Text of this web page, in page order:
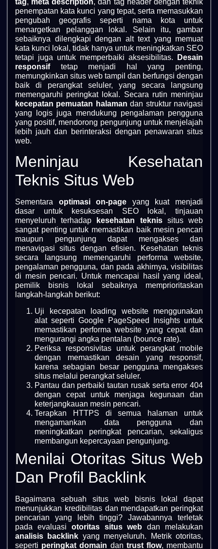
penempatan kata kunci yang tepat, serta memasukkan
pengubah geografis seperti nama kota untuk
menargetkan pelanggan lokal. Selain itu, gambar
sebaiknya dilengkapi dengan alt text yang memuat
kata kunci lokal, tidak hanya untuk meningkatkan SEO
tetapi juga untuk memperbaiki aksesibilitas.
Desain
responsiftetap menjadi hal yang penting,
memungkinkan situs web tampil dan berfungsi dengan
baik di perangkat seluler, yang secara langsung
memengaruhi peringkat lokal. Secara rutin meninjau
kecepatan pemuatan halaman dan struktur navigasi
yang logis juga mendukung pengalaman pengguna
yang positif, mendorong pengunjung untuk menjelajah
lebih jauh dan berinteraksi dengan penawaran situs
web.
Meninjau Kesehatan
Teknis Situs Web
Sementara optimasi on-page yang kuat menjadi
dasar untuk kesuksesan SEO lokal, tinjauan
menyeluruh terhadap
kesehatan teknissitus web
sangat penting untuk memastikan baik mesin pencari
maupun pengunjung dapat mengakses dan
menavigasi situs dengan efisien. Kesehatan teknis
secara langsung memengaruhi performa website,
pengalaman pengguna, dan pada akhirnya, visibilitas
di mesin pencari. Untuk mencapai hasil yang ideal,
pemilik bisnis lokal sebaiknya memprioritaskan
langkah-langkah berikut:
Uji kecepatan loading website menggunakan
alat seperti Google PageSpeed Insights untuk
memastikan performa website yang cepat dan
mengurangi angka pentalan (bounce rate).
Periksa responsivitas untuk perangkat mobile
dengan memastikan desain yang responsif,
karena sebagian besar pengguna mengakses
situs melalui perangkat seluler.
Pantau dan perbaiki tautan rusak serta error 404
dengan cepat untuk menjaga kegunaan dan
keterjangkauan mesin pencari.
Terapkan HTTPS di semua halaman untuk
mengamankan data pengguna dan
meningkatkan peringkat pencarian, sekaligus
membangun kepercayaan pengunjung.
Menilai Otoritas Situs Web
Dan Profil Backlink
Bagaimana sebuah situs web bisnis lokal dapat
menunjukkan kredibilitas dan mendapatkan peringkat
pencarian yang lebih tinggi? Jawabannya terletak
pada evaluasi otoritas situs web dan melakukan
analisis backlink yang menyeluruh. Metrik otoritas,
seperti peringkat domain dan trust flow, membantu